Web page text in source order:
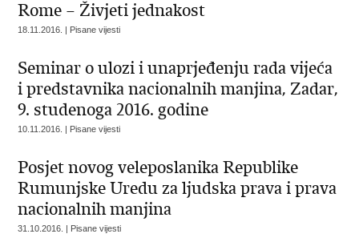
Rome – Živjeti jednakost
18.11.2016. | Pisane vijesti
Seminar o ulozi i unaprjeđenju rada vijeća
i predstavnika nacionalnih manjina, Zadar,
9. studenoga 2016. godine
10.11.2016. | Pisane vijesti
Posjet novog veleposlanika Republike
Rumunjske Uredu za ljudska prava i prava
nacionalnih manjina
31.10.2016. | Pisane vijesti